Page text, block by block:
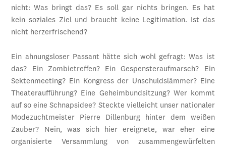
nicht: Was bringt das? Es soll gar nichts bringen. Es hat
kein soziales Ziel und braucht keine Legitimation. Ist das
nicht herzerfrischend?
Ein ahnungsloser Passant hätte sich wohl gefragt: Was ist
das? Ein Zombietreffen? Ein Gespensteraufmarsch? Ein
Sektenmeeting? Ein Kongress der Unschuldslämmer? Eine
Theateraufführung? Eine Geheimbundsitzung? Wer kommt
auf so eine Schnapsidee? Steckte vielleicht unser nationaler
Modezuchtmeister Pierre Dillenburg hinter dem weißen
Zauber? Nein, was sich hier ereignete, war eher eine
organisierte Versammlung von zusammengewürfelten